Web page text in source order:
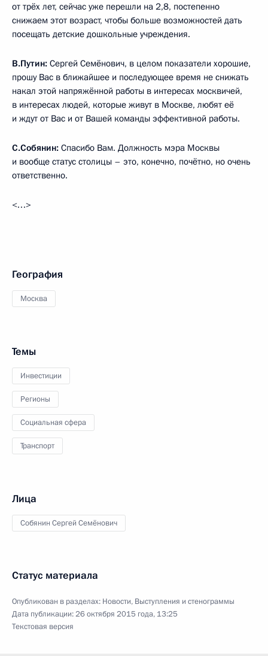
от трёх лет, сейчас уже перешли на 2,8, постепенно
снижаем этот возраст, чтобы больше возможностей дать
посещать детские дошкольные учреждения.
В.Путин: Сергей Семёнович, в целом показатели хорошие,
прошу Вас в ближайшее и последующее время не снижать
накал этой напряжённой работы в интересах москвичей,
в интересах людей, которые живут в Москве, любят её
и ждут от Вас и от Вашей команды эффективной работы.
С.Собянин: Спасибо Вам. Должность мэра Москвы
и вообще статус столицы – это, конечно, почётно, но очень
ответственно.
<…>
География
Москва
Темы
Инвестиции
Регионы
Социальная сфера
Транспорт
Лица
Собянин Сергей Семёнович
Статус материала
Опубликован в разделах: Новости, Выступления и стенограммы
Дата публикации:26 октября 2015 года, 13:25
Текстовая версия